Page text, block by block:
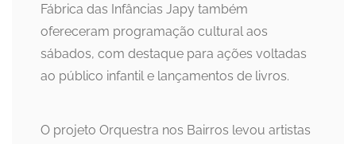
Fábrica das Infâncias Japy também
ofereceram programação cultural aos
sábados, com destaque para ações voltadas
ao público infantil e lançamentos de livros.
O projeto Orquestra nos Bairros levou artistas